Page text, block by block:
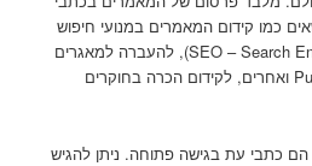
כמו קידום המאמרים במנועי חיפוש
כמו גוגל (SEO – Search Engine Optimization), להעברה למאגרים
כמו PubMed, Web of Science ואחרים, לקידום הכרה בחוקרים
חלק מכתבי העת של Karger הם כתבי עת בגישה פתוחה. ניתן להגיש